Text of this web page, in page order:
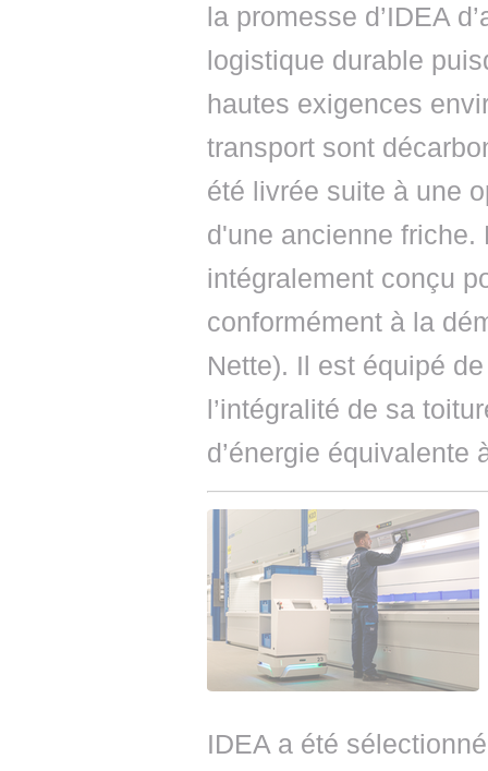
la promesse d’IDEA
logistique durable
hautes exigences
transport sont
été livrée suite à une
d'une ancienne friche.
intégralement conçu
conformément à la
Nette). Il est équipé
l’intégralité de sa
d’énergie équivalente
IDEA a été